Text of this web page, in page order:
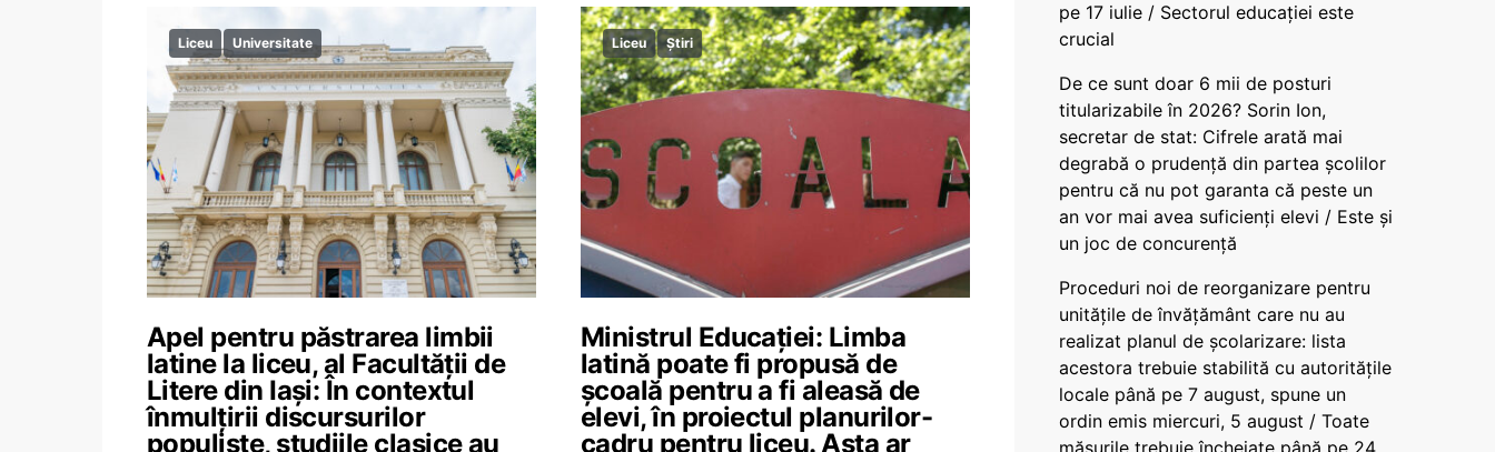
Liceu Universitate
Apel pentru păstrarea limbii
latine la liceu, al Facultății de
Litere din Iași: În contextul
înmulțirii discursurilor
populiste, studiile clasice au
Liceu Știri
Ministrul Educației: Limba
latină poate fi propusă de
școală pentru a fi aleasă de
elevi, în proiectul planurilor-
cadru pentru liceu. Asta ar
pe 17 iulie / Sectorul educației este
crucial
De ce sunt doar 6 mii de posturi
titularizabile în 2026? Sorin Ion,
secretar de stat: Cifrele arată mai
degrabă o prudență din partea școlilor
pentru că nu pot garanta că peste un
an vor mai avea suficienți elevi / Este și
un joc de concurență
Proceduri noi de reorganizare pentru
unitățile de învățământ care nu au
realizat planul de școlarizare: lista
acestora trebuie stabilită cu autoritățile
locale până pe 7 august, spune un
ordin emis miercuri, 5 august / Toate
măsurile trebuie încheiate până pe 24